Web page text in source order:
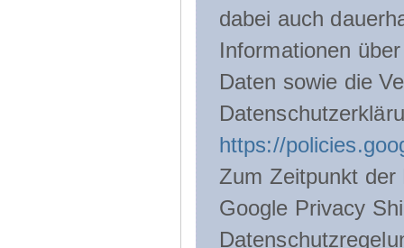
dabei auch
Informationen
Daten sowie die
https://
Zum Zeitpunkt der
Google Privacy